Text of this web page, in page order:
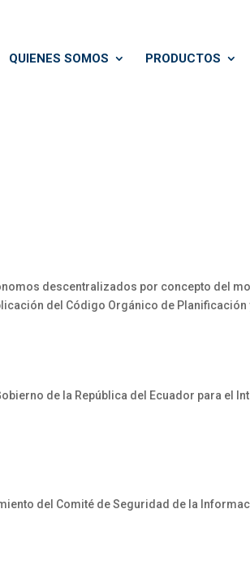
QUIENES SOMOS PRODUCTOS
descentralizados por concepto del
del Código Orgánico de Planificación
de la República del Ecuador para el
del Comité de Seguridad de la